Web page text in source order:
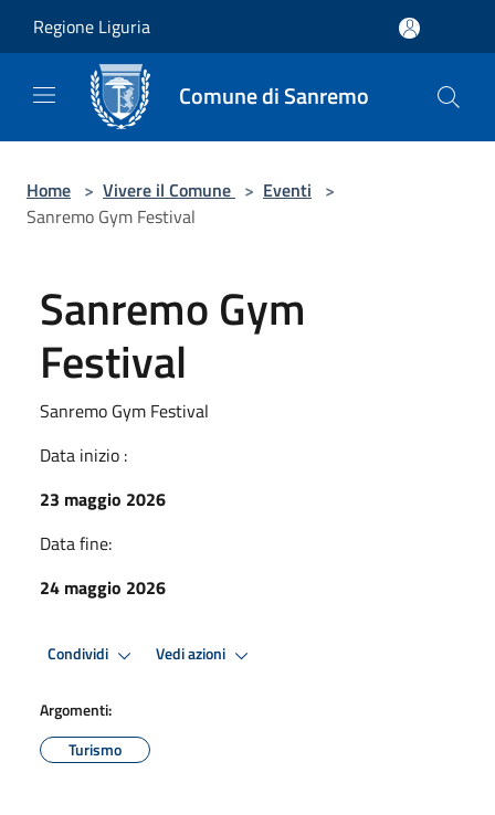
Regione Liguria
Comune di Sanremo
Home > Vivere il Comune > Eventi >
Sanremo Gym Festival
Sanremo Gym
Festival
Sanremo Gym Festival
Data inizio :
23 maggio 2026
Data fine:
24 maggio 2026
Condividi Vedi azioni
Argomenti:
Turismo